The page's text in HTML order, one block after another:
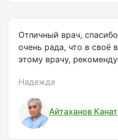
Отличный врач,
очень рада, что в своё
этому врачу,
Надежда
Айтаханов